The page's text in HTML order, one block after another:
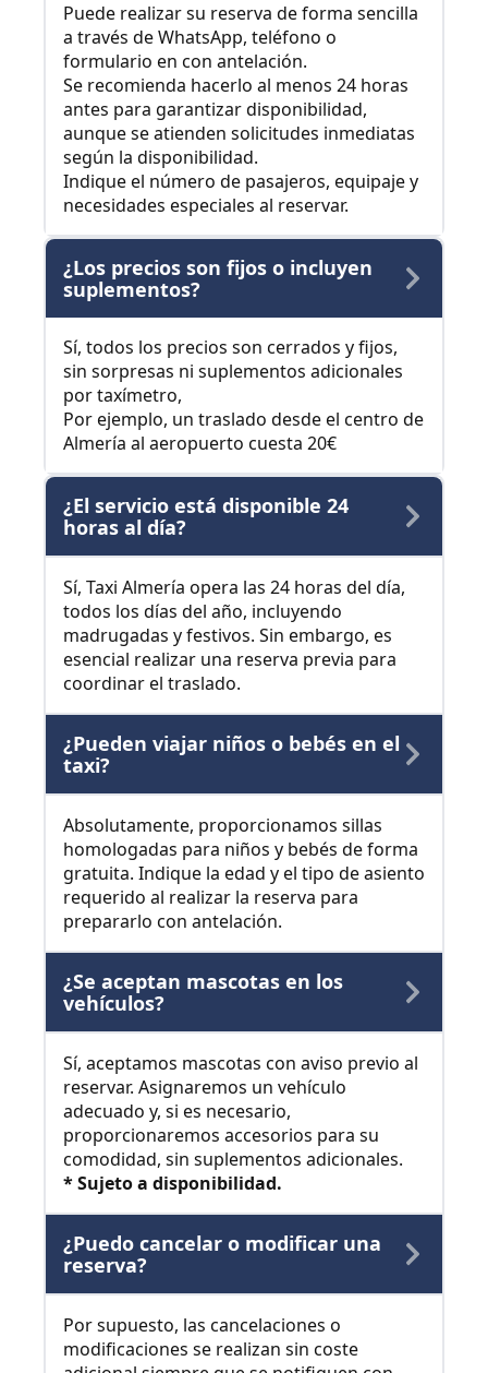
Puede realizar su reserva de forma sencilla
a través de WhatsApp, teléfono o
formulario en con antelación.
Se recomienda hacerlo al menos 24 horas
antes para garantizar disponibilidad,
aunque se atienden solicitudes inmediatas
según la disponibilidad.
Indique el número de pasajeros, equipaje y
necesidades especiales al reservar.
¿Los precios son fijos o incluyen
suplementos?
Sí, todos los precios son cerrados y fijos,
sin sorpresas ni suplementos adicionales
por taxímetro,
Por ejemplo, un traslado desde el centro de
Almería al aeropuerto cuesta 20€
¿El servicio está disponible 24
horas al día?
Sí, Taxi Almería opera las 24 horas del día,
todos los días del año, incluyendo
madrugadas y festivos. Sin embargo, es
esencial realizar una reserva previa para
coordinar el traslado.
¿Pueden viajar niños o bebés en el
taxi?
Absolutamente, proporcionamos sillas
homologadas para niños y bebés de forma
gratuita. Indique la edad y el tipo de asiento
requerido al realizar la reserva para
prepararlo con antelación.
¿Se aceptan mascotas en los
vehículos?
Sí, aceptamos mascotas con aviso previo al
reservar. Asignaremos un vehículo
adecuado y, si es necesario,
proporcionaremos accesorios para su
comodidad, sin suplementos adicionales.
* Sujeto a disponibilidad.
¿Puedo cancelar o modificar una
reserva?
Por supuesto, las cancelaciones o
modificaciones se realizan sin coste